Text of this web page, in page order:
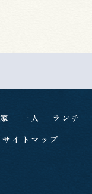
一人 ランチ
サイトマップ